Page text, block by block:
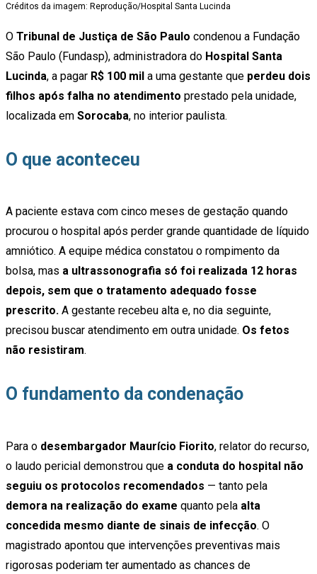
Créditos da imagem: Reprodução/Hospital Santa Lucinda
O Tribunal de Justiça de São Paulo condenou a Fundação
São Paulo (Fundasp), administradora do Hospital Santa
Lucinda, a pagar R$ 100 mil a uma gestante que perdeu dois
filhos após falha no atendimento prestado pela unidade,
localizada em Sorocaba, no interior paulista.
O que aconteceu
A paciente estava com cinco meses de gestação quando
procurou o hospital após perder grande quantidade de líquido
amniótico. A equipe médica constatou o rompimento da
bolsa, mas a ultrassonografia só foi realizada 12 horas
depois, sem que o tratamento adequado fosse
prescrito. A gestante recebeu alta e, no dia seguinte,
precisou buscar atendimento em outra unidade. Os fetos
não resistiram.
O fundamento da condenação
Para o desembargador Maurício Fiorito, relator do recurso,
o laudo pericial demonstrou que a conduta do hospital não
seguiu os protocolos recomendados — tanto pela
demora na realização do exame quanto pela alta
concedida mesmo diante de sinais de infecção. O
magistrado apontou que intervenções preventivas mais
rigorosas poderiam ter aumentado as chances de